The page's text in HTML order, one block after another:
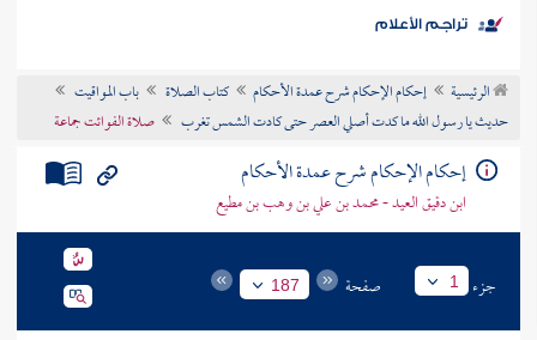
موضوعي
تراجم الأعلام
الرئيسية إحكام الإحكام شرح عمدة الأحكام كتاب الصلاة
باب المواقيت
حديث يا رسول الله ما كدت أصلي العصر حتى كادت الشمس تغرب
صلاة الفوائت جماعة
إحكام الإحكام شرح عمدة الأحكام
ابن دقيق العيد - محمد بن علي بن وهب بن مطيع
جزء 1 صفحة 187